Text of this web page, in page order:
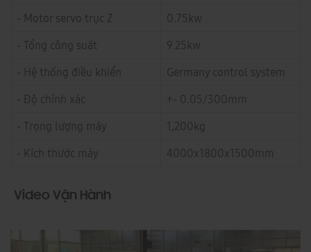
- Motor servo trục Z
0.75kw
- Tổng công suất
9.25kw
- Hệ thống điều khiển
Germany control system
- Độ chính xác
+- 0.05/300mm
- Trọng lượng máy
1,200kg
- Kích thước máy
4000x1800x1500mm
Video Vận Hành